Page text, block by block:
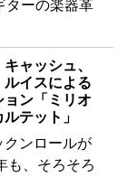
ターの楽器革
ャッシュ、
イスによる
ン「ミリオ
テット」
クンロールが
も、そろそろ